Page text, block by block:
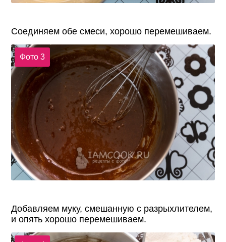
Соединяем обе смеси, хорошо перемешиваем.
Фото 3
Добавляем муку, смешанную с разрыхлителем,
и опять хорошо перемешиваем.